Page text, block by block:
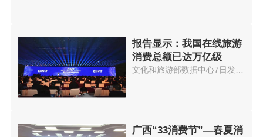
报告显示：我国在线旅游
消费总额已达万亿级
广西“33消费节”—春夏消